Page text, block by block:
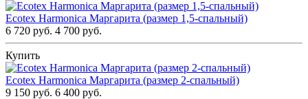
Ecotex Harmonica Маргарита (размер 1,5-спальный)
6 720 руб. 4 700 руб.
Купить
Ecotex Harmonica Маргарита (размер 2-спальный)
9 150 руб. 6 400 руб.